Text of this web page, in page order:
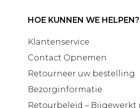
HOE KUNNEN WE HELPEN?
Klantenservice
Contact Opnemen
Retourneer uw bestelling
Bezorginformatie
Retourbeleid – Bijgewerkt